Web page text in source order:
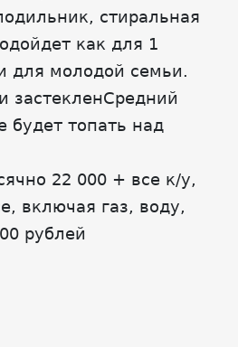
стиральная
как для 1
для молодой семьи.
застекленСредний
будет топать над
22 000 + все к/у,
включая газ, воду,
рублей